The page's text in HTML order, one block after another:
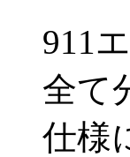
911
全て
仕様